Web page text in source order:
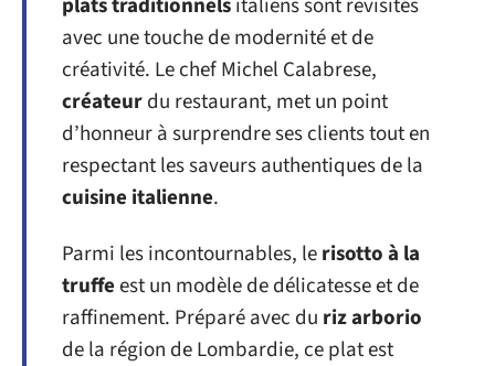
avec une touche de modernité et de
créativité. Le chef Michel Calabrese,
créateurdu restaurant, met un point
d’honneur à surprendre ses clients tout en
respectant les saveurs authentiques de la
cuisine italienne.
Parmi les incontournables, lerisotto à la
truffeest un modèle de délicatesse et de
raffinement. Préparé avec du riz arborio
de la région de Lombardie, ce plat est